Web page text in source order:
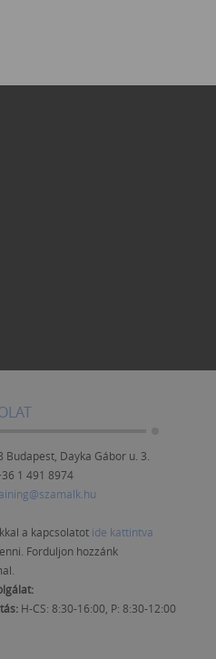
Budapest, Dayka Gábor u. 3.
1 491 8974
a kapcsolatot ide kattintva
Forduljon hozzánk
H-CS: 8:30-16:00, P: 8:30-12:00